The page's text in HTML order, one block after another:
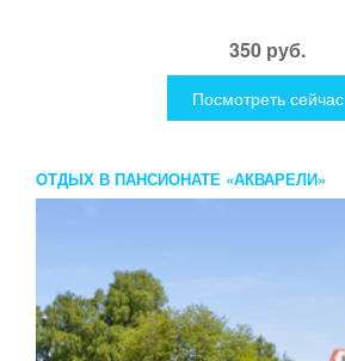
350 руб.
Посмотреть сейчас
ОТДЫХ В ПАНСИОНАТЕ «АКВАРЕЛИ»